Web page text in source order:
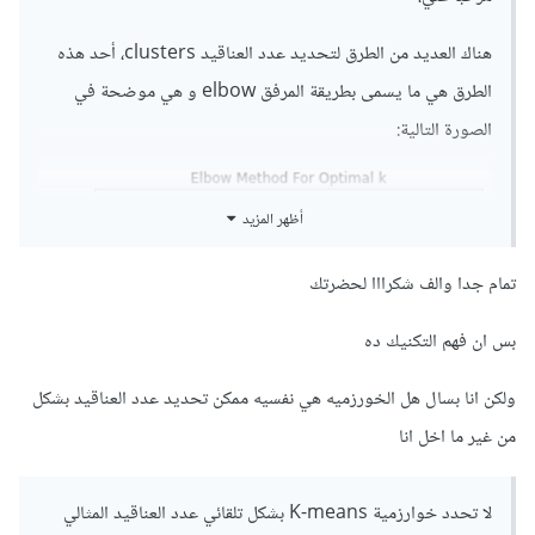
هناك العديد من الطرق لتحديد عدد العناقيد clusters، أحد هذه
الطرق هي ما يسمى بطريقة المرفق elbow و هي موضحة في
الصورة التالية:
أظهر المزيد
تمام جدا والف شكرااا لحضرتك
بس ان فهم التكنيك ده
ولكن انا بسال هل الخورزميه هي نفسيه ممكن تحديد عدد العناقيد بشكل
من غير ما اخل انا
لا تحدد خوارزمية K-means بشكل تلقائي عدد العناقيد المثالي